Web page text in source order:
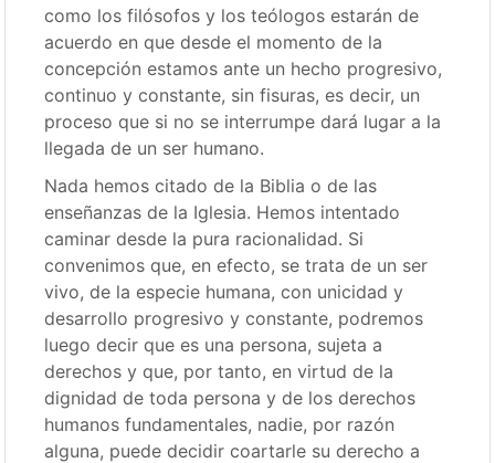
como los filósofos y los teólogos estarán de
acuerdo en que desde el momento de la
concepción estamos ante un hecho progresivo,
continuo y constante, sin fisuras, es decir, un
proceso que si no se interrumpe dará lugar a la
llegada de un ser humano.
Nada hemos citado de la Biblia o de las
enseñanzas de la Iglesia. Hemos intentado
caminar desde la pura racionalidad. Si
convenimos que, en efecto, se trata de un ser
vivo, de la especie humana, con unicidad y
desarrollo progresivo y constante, podremos
luego decir que es una persona, sujeta a
derechos y que, por tanto, en virtud de la
dignidad de toda persona y de los derechos
humanos fundamentales, nadie, por razón
alguna, puede decidir coartarle su derecho a